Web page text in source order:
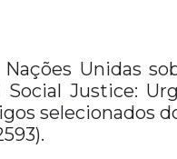
Unidas
Justice:
selecionados